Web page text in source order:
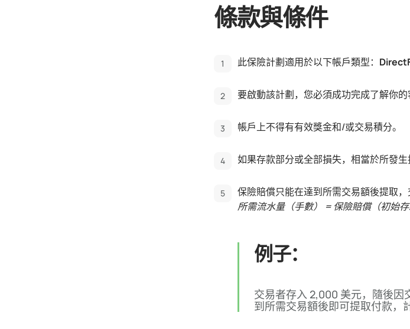
條款與條件
此保險計劃適用於以下帳戶類型：
要啟動該計劃，您必須成功完成了解你的
帳戶上不得有有效獎金和/或交易積分。
如果存款部分或全部損失，相當於所發
保險賠償只能在達到所需交易額後提取，
所需流水量（手數） = 保險賠償（初始
例子：
交易者存入 2,000 美元，隨後
到所需交易額後即可提取付款，